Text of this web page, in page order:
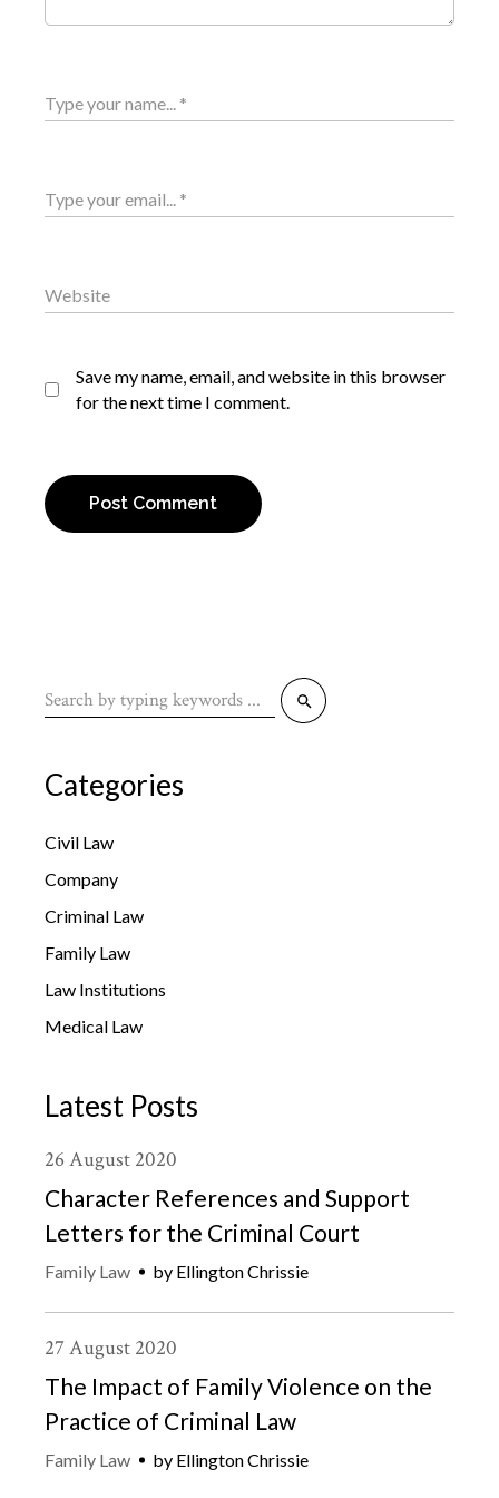
Save my name, email, and website in this browser
for the next time I comment.
Post Comment
Categories
Civil Law
Company
Criminal Law
Family Law
Law Institutions
Medical Law
Latest Posts
26 August 2020
Character References and Support
Letters for the Criminal Court
Family Law by Ellington Chrissie
27August 2020
The Impact of Family Violence on the
Practice of Criminal Law
Family Law by Ellington Chrissie